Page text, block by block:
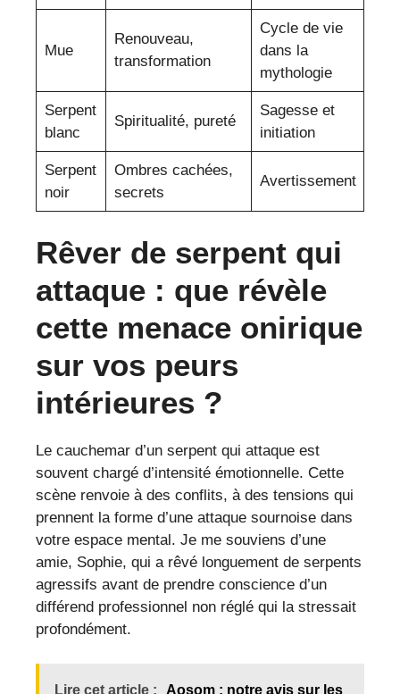
Mue
Renouveau,
transformation
Cycle de vie
dans la
mythologie
Serpent
blanc
Spiritualité, pureté
Sagesse et
initiation
Serpent
noir
Ombres cachées,
secrets
Avertissement
Rêver de serpent qui
attaque : que révèle
cette menace onirique
sur vos peurs
intérieures ?
Le cauchemar d’un serpent qui attaque est
souvent chargé d’intensité émotionnelle. Cette
scène renvoie à des conflits, à des tensions qui
prennent la forme d’une attaque sournoise dans
votre espace mental. Je me souviens d’une
amie, Sophie, qui a rêvé longuement de serpents
agressifs avant de prendre conscience d’un
différend professionnel non réglé qui la stressait
profondément.
Lire cet article : Aosom : notre avis sur les